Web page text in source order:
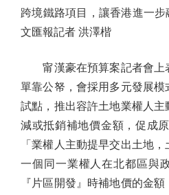
跨境鐵路項目，讓香港進一
文匯報記者 洪澤楷
甯漢豪在預算案記者會上
單靠公帑，會採用多元發展模
試點，推出容許土地業權人
減或抵銷補地價金額，促成
「業權人主動提早交出土地
一個同一業權人在北都區與
『片區開發』時補地價的金